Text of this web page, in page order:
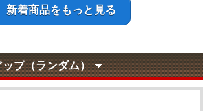
新着商品をもっと見る
プ（ランダム）